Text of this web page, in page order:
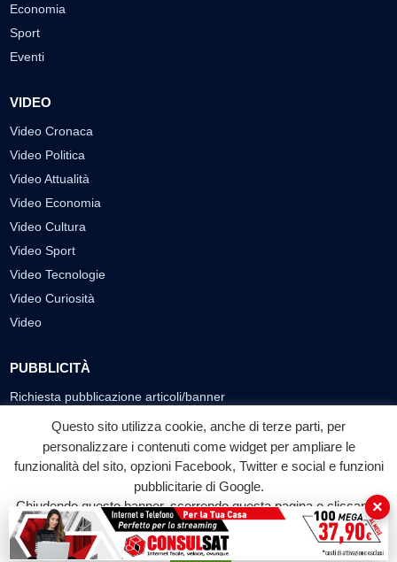
Economia
Sport
Eventi
VIDEO
Video Cronaca
Video Politica
Video Attualità
Video Economia
Video Cultura
Video Sport
Video Tecnologie
Video Curiosità
Video
PUBBLICITÀ
Richiesta pubblicazione articoli/banner
SEGUICI SUI SOCIAL
f
Facebook
◎ ▶
YouTube
© 2026 LABTV - Tutti i diritti riservati
Questo sito utilizza cookie, anche di terze parti, per
personalizzare i contenuti come widget per ampliare le
funzionalità del sito, opzioni Facebook, Twitter e social e funzioni
pubblicitarie di Google.
Chiudendo questo banner, scorrendo questa pagina o cliccando
su qualunque suo elemento acconsenti all'uso dei cookie.
Accetta
×